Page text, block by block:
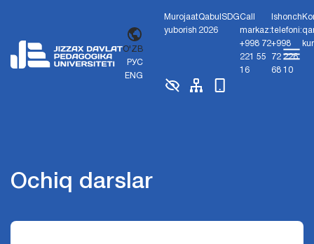
O'ZB
РУС
ENG
Murojaat
yuborish
Qabul
2026
SDGCall
markaz:
+998 72
221 55
16
Ishonch
telefoni:
+998
72 226
68 10
Ochiq darslar